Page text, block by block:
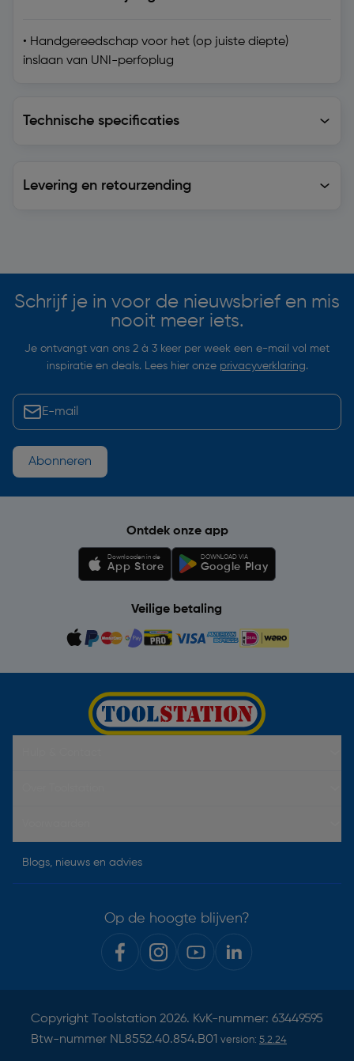
• Handgereedschap voor het (op juiste diepte)
inslaan van UNI-perfoplug
Technische specificaties
Levering en retourzending
Schrijf je in voor de nieuwsbrief en mis
nooit meer iets.
Je ontvangt van ons 2 à 3 keer per week een e-mail vol met
inspiratie en deals. Lees hier onze privacyverklaring.
Abonneren
Ontdek onze app
Downloaden in de
App Store
DOWNLOAD VIA
Google Play
Veilige betaling
Blogs, nieuws en advies
Op de hoogte blijven?
Copyright Toolstation 2026. KvK-nummer: 63449595
Btw-nummer NL8552.40.854.B01 version: 5.2.24